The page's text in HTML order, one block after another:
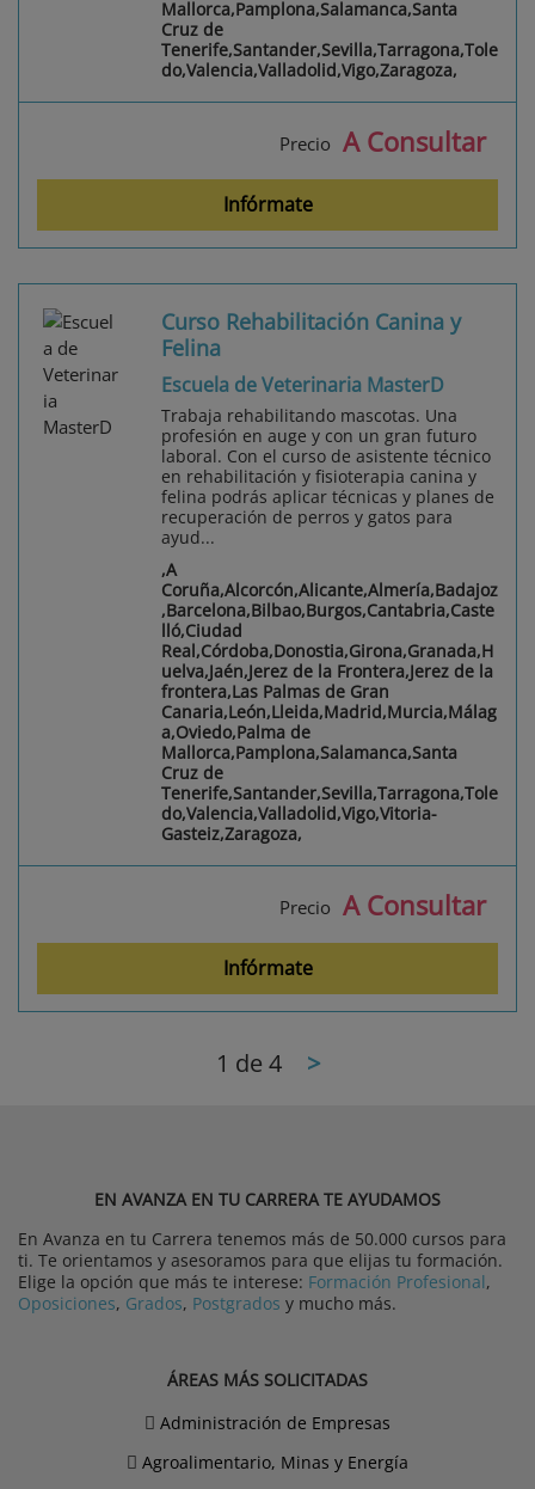
Mallorca,Pamplona,Salamanca,Santa
Cruz de
Tenerife,Santander,Sevilla,Tarragona,Tole
do,Valencia,Valladolid,Vigo,Zaragoza,
Precio A Consultar
Infórmate
Curso Rehabilitación Canina y
Felina
Escuela de Veterinaria MasterD
Trabaja rehabilitando mascotas. Una
profesión en auge y con un gran futuro
laboral. Con el curso de asistente técnico
en rehabilitación y fisioterapia canina y
felina podrás aplicar técnicas y planes de
recuperación de perros y gatos para
ayud...
,A
Coruña,Alcorcón,Alicante,Almería,Badajoz
,Barcelona,Bilbao,Burgos,Cantabria,Caste
lló,Ciudad
Real,Córdoba,Donostia,Girona,Granada,H
uelva,Jaén,Jerez de la Frontera,Jerez de la
frontera,Las Palmas de Gran
Canaria,León,Lleida,Madrid,Murcia,Málag
a,Oviedo,Palma de
Mallorca,Pamplona,Salamanca,Santa
Cruz de
Tenerife,Santander,Sevilla,Tarragona,Tole
do,Valencia,Valladolid,Vigo,Vitoria-
Gasteiz,Zaragoza,
Precio A Consultar
Infórmate
1 de 4 >
EN AVANZA EN TU CARRERA TE AYUDAMOS
En Avanza en tu Carrera tenemos más de 50.000 cursos para
ti. Te orientamos y asesoramos para que elijas tu formación.
Elige la opción que más te interese: Formación Profesional,
Oposiciones, Grados, Postgrados y mucho más.
ÁREAS MÁS SOLICITADAS
Administración de Empresas
Agroalimentario, Minas y Energía